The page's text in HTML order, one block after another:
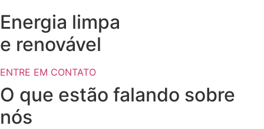
Energia limpa
e renovável
ENTRE EM CONTATO
O que estão falando sobre
nós